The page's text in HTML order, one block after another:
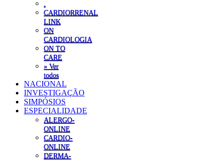
CARDIORRENAL
LINK
ON
CARDIOLOGIA
ON TO
CARE
» Ver
todos
NACIONAL
INVESTIGAÇÃO
SIMPÓSIOS
ESPECIALIDADE
ALERGO-
ONLINE
CARDIO-
ONLINE
DERMA-